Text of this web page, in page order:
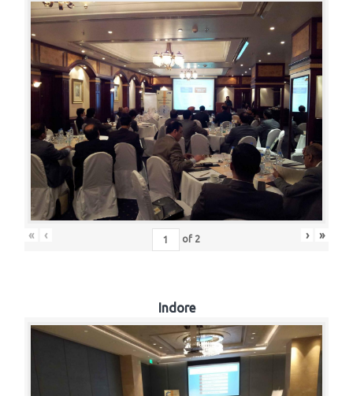
« ‹ of 2 › »
Indore